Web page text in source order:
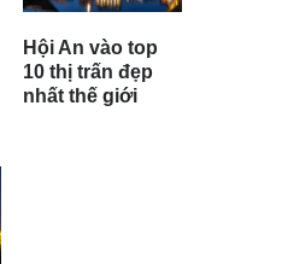
Hội An vào top
10 thị trấn đẹp
nhất thế giới